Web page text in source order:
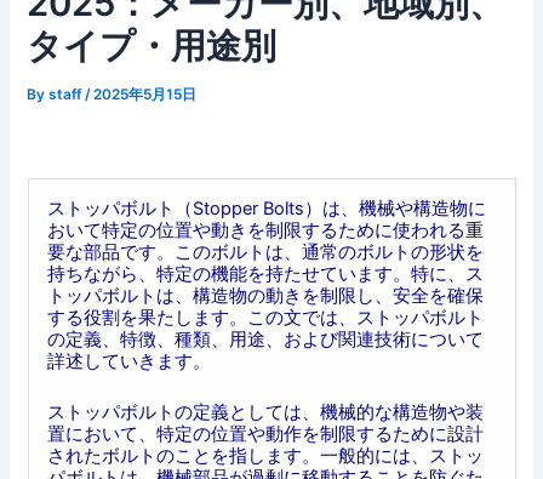
タイプ・用途別
Bystaff /2025年5月15日
ストッパボルト（Stopper Bolts）は、機械や構造物に
おいて特定の位置や動きを制限するために使われる重
要な部品です。このボルトは、通常のボルトの形状を
持ちながら、特定の機能を持たせています。特に、ス
トッパボルトは、構造物の動きを制限し、安全を確保
する役割を果たします。この文では、ストッパボルト
の定義、特徴、種類、用途、および関連技術について
詳述していきます。
ストッパボルトの定義としては、機械的な構造物や装
置において、特定の位置や動作を制限するために設計
されたボルトのことを指します。一般的には、ストッ